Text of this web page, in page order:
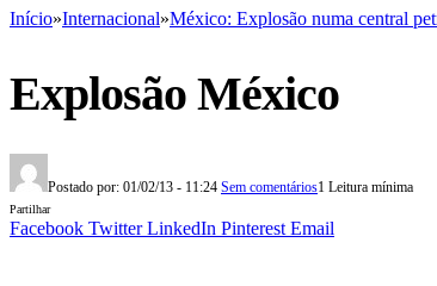
Início»Internacional»México: Explosão numa central
Explosão México
Postado por: 01/02/13 - 11:24 Sem comentários1 Leitura mínima
Partilhar
Facebook Twitter LinkedIn Pinterest Email